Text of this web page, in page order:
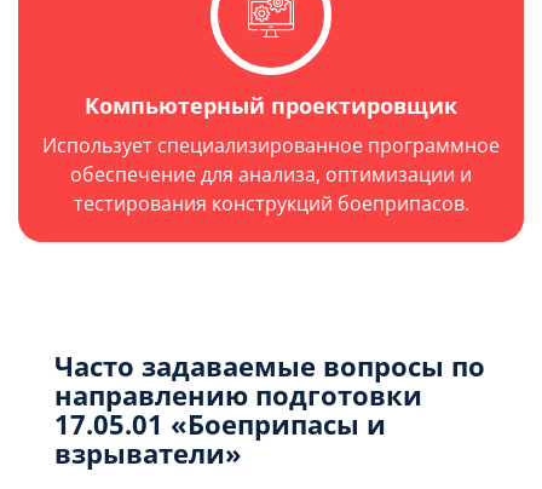
Компьютерный проектировщик
Использует специализированное программное
обеспечение для анализа, оптимизации и
тестирования конструкций боеприпасов.
Часто задаваемые вопросы по
направлению подготовки
17.05.01 «Боеприпасы и
взрыватели»